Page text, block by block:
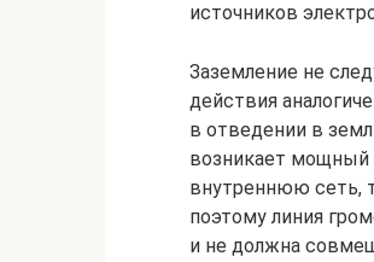
источников
Заземление не
действия
в отведении в
возникает мощный
внутреннюю сеть,
поэтому линия
и не должна